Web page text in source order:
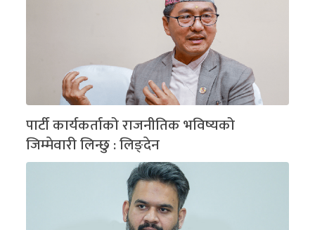
पार्टी कार्यकर्ताको राजनीतिक भविष्यको
जिम्मेवारी लिन्छु : लिङ्देन